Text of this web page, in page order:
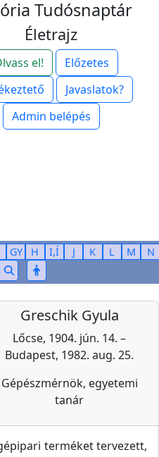
Tudósnaptár
Életrajz
el!
Előzetes
Javaslatok?
Admin belépés
GY H I,Í J K L M
N
Greschik Gyula
Lőcse, 1904. jún. 14. –
Budapest, 1982. aug. 25.
Gépészmérnök, egyetemi
tanár
terméket tervezett,